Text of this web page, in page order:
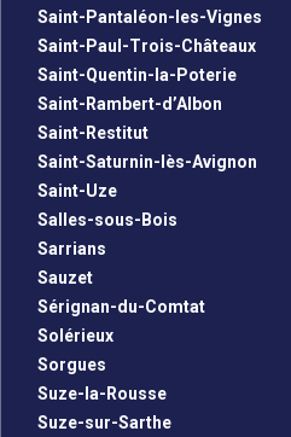
Saint-Pantaléon-les-Vignes
Saint-Paul-Trois-Châteaux
Saint-Quentin-la-Poterie
Saint-Rambert-d’Albon
Saint-Restitut
Saint-Saturnin-lès-Avignon
Saint-Uze
Salles-sous-Bois
Sarrians
Sauzet
Sérignan-du-Comtat
Solérieux
Sorgues
Suze-la-Rousse
Suze-sur-Sarthe